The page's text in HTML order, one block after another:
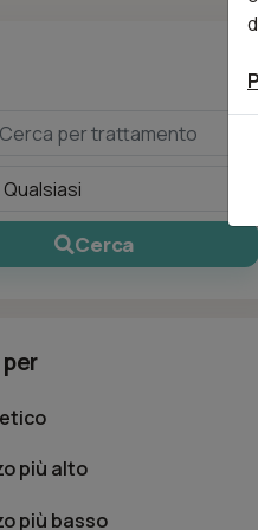
Cerca
più alto
più basso